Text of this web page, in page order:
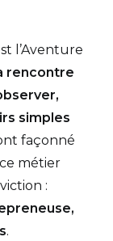
l’Aventure
rencontre
simples
façonné
métier
:
.